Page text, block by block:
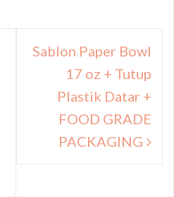
Sablon Paper Bowl
17 oz + Tutup
Plastik Datar +
FOOD GRADE
PACKAGING